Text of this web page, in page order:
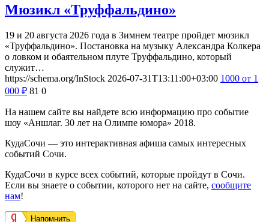
Мюзикл «Труффальдино»
19 и 20 августа 2026 года в Зимнем театре пройдет мюзикл
«Труффальдино». Постановка на музыку Александра Колкера
о ловком и обаятельном плуте Труффальдино, который
служит…
https://schema.org/InStock 2026-07-31T13:11:00+03:00 1000 от 1
000 ₽ 81 0
На нашем сайте вы найдете всю информацию про событие
шоу «Аншлаг. 30 лет на Олимпе юмора» 2018.
КудаСочи — это интерактивная афиша самых интересных
событий Сочи.
КудаСочи в курсе всех событий, которые пройдут в Сочи.
Если вы знаете о событии, которого нет на сайте, сообщите
нам!
Напомнить